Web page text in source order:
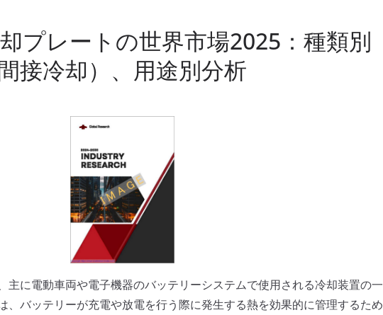
プレートの世界市場2025：種類別
接冷却）、用途別分析
主に電動車両や電子機器のバッテリーシステムで使用される冷却装置の一
、バッテリーが充電や放電を行う際に発生する熱を効果的に管理するため